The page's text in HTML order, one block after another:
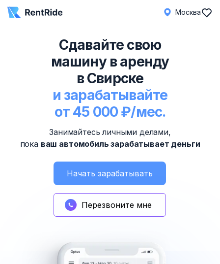
Москва
Сдавайте свою
машину в аренду
в Свирске
и зарабатывайте
от 45 000 ₽/мес.
Занимайтесь личными делами,
пока ваш автомобиль зарабатывает деньги
Начать зарабатывать
Перезвоните мне